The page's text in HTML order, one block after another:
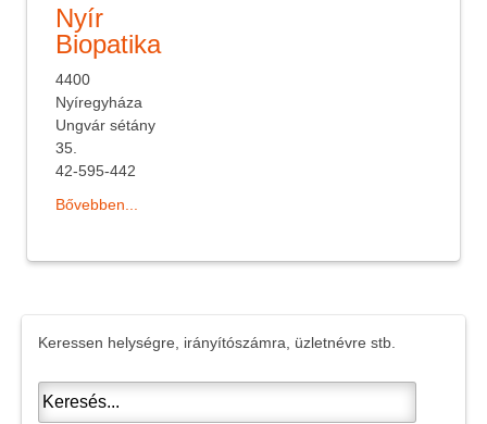
Nyír
Biopatika
4400
Nyíregyháza
Ungvár sétány
35.
42-595-442
Bővebben...
Keressen helységre, irányítószámra, üzletnévre stb.